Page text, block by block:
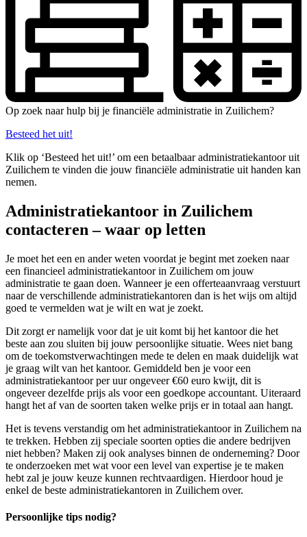
Op zoek naar hulp bij je financiële administratie in Zuilichem?
Besteed het uit!
Klik op ‘Besteed het uit!’ om een betaalbaar administratiekantoor uit
Zuilichem te vinden die jouw financiële administratie uit handen kan
nemen.
Administratiekantoor in Zuilichem
contacteren – waar op letten
Je moet het een en ander weten voordat je begint met zoeken naar
een financieel administratiekantoor in Zuilichem om jouw
administratie te gaan doen. Wanneer je een offerteaanvraag verstuurt
naar de verschillende administratiekantoren dan is het wijs om altijd
goed te vermelden wat je wilt en wat je zoekt.
Dit zorgt er namelijk voor dat je uit komt bij het kantoor die het
beste aan zou sluiten bij jouw persoonlijke situatie. Wees niet bang
om de toekomstverwachtingen mede te delen en maak duidelijk wat
je graag wilt van het kantoor. Gemiddeld ben je voor een
administratiekantoor per uur ongeveer €60 euro kwijt, dit is
ongeveer dezelfde prijs als voor een goedkope accountant. Uiteraard
hangt het af van de soorten taken welke prijs er in totaal aan hangt.
Het is tevens verstandig om het administratiekantoor in Zuilichem na
te trekken. Hebben zij speciale soorten opties die andere bedrijven
niet hebben? Maken zij ook analyses binnen de onderneming? Door
te onderzoeken met wat voor een level van expertise je te maken
hebt zal je jouw keuze kunnen rechtvaardigen. Hierdoor houd je
enkel de beste administratiekantoren in Zuilichem over.
Persoonlijke tips nodig?